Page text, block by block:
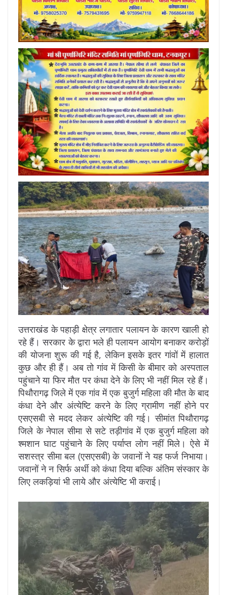
उत्तराखंड के पहाड़ी क्षेत्र लगातार पलायन के कारण खाली हो
रहे हैं। सरकार के द्वारा भले ही पलायन आयोग बनाकर करोड़ों
की योजना शुरू की गई है, लेकिन इसके इतर गांवों में हालात
कुछ और ही हैं। अब तो गांव में किसी के बीमार को अस्पताल
पहुंचाने या फिर मौत पर कंधा देने के लिए भी नहीं मिल रहे हैं।
पिथौरागढ़ जिले में एक गांव में एक बुजुर्ग महिला की मौत के बाद
कंधा देने और अंत्येष्टि करने के लिए ग्रामीण नहीं होने पर
एसएसबी से मदद लेकर अंत्येष्टि की गई। सीमांत पिथौरागढ़
जिले के नेपाल सीमा से सटे तड़ीगांव में एक बुजुर्ग महिला को
श्मशान घाट पहुंचाने के लिए पर्याप्त लोग नहीं मिले। ऐसे में
सशस्त्र सीमा बल (एसएसबी) के जवानों ने यह फर्ज निभाया।
जवानों ने न सिर्फ अर्थी को कंधा दिया बल्कि अंतिम संस्कार के
लिए लकड़ियां भी लाये और अंत्येष्टि भी कराई।